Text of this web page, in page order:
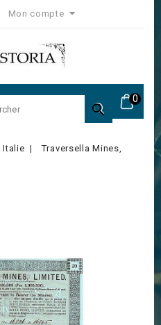
Mon compte
0

Italie
Traversella Mines,